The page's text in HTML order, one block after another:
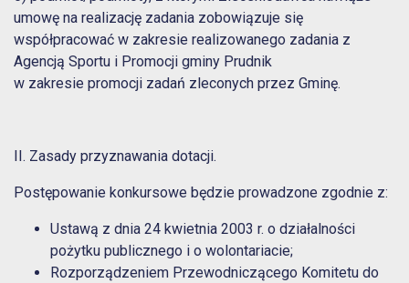
umowę na realizację zadania zobowiązuje się
współpracować w zakresie realizowanego zadania z
Agencją Sportu i Promocji gminy Prudnik
w zakresie promocji zadań zleconych przez Gminę.
II. Zasady przyznawania dotacji.
Postępowanie konkursowe będzie prowadzone zgodnie z:
Ustawą z dnia 24 kwietnia 2003 r. o działalności
pożytku publicznego i o wolontariacie;
Rozporządzeniem Przewodniczącego Komitetu do